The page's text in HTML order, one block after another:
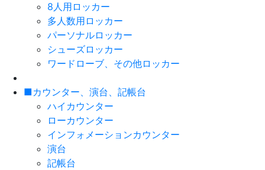
8人用ロッカー
多人数用ロッカー
パーソナルロッカー
シューズロッカー
ワードローブ、その他ロッカー
■カウンター、演台、記帳台
ハイカウンター
ローカウンター
インフォメーションカウンター
演台
記帳台